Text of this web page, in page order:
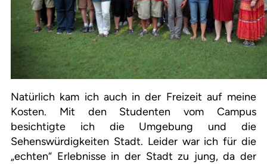
Natürlich kam ich auch in der Freizeit auf meine
Kosten. Mit den Studenten vom Campus
besichtigte ich die Umgebung und die
Sehenswürdigkeiten Stadt. Leider war ich für die
„echten“ Erlebnisse in der Stadt zu jung, da der